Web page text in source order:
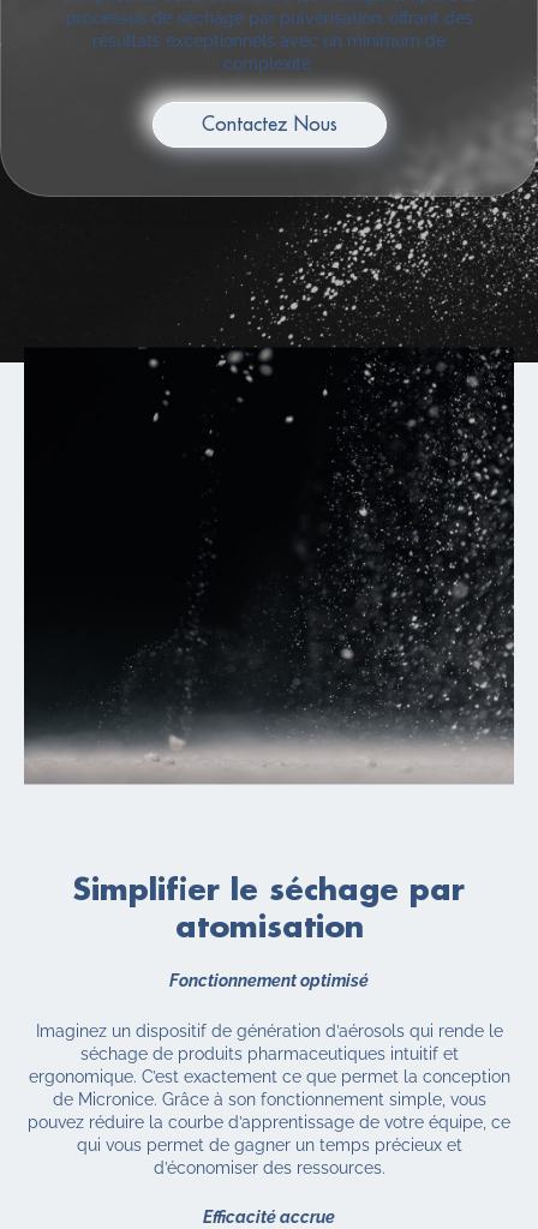
processus de séchage par pulvérisation, offrant des
résultats exceptionnels avec un minimum de
complexité.
Contactez Nous
Simplifier le séchage par
atomisation
Fonctionnement optimisé
Imaginez un dispositif de génération d’aérosols qui rende le
séchage de produits pharmaceutiques intuitif et
ergonomique. C’est exactement ce que permet la conception
de Micronice. Grâce à son fonctionnement simple, vous
pouvez réduire la courbe d’apprentissage de votre équipe, ce
qui vous permet de gagner un temps précieux et
d’économiser des ressources.
Efficacité accrue